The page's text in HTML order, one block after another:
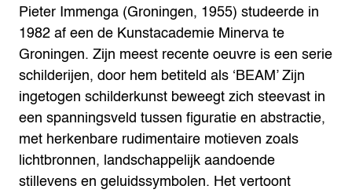
Pieter Immenga (Groningen, 1955) studeerde in
1982 af een de Kunstacademie Minerva te
Groningen. Zijn meest recente oeuvre is een serie
schilderijen, door hem betiteld als ‘BEAM’ Zijn
ingetogen schilderkunst beweegt zich steevast in
een spanningsveld tussen figuratie en abstractie,
met herkenbare rudimentaire motieven zoals
lichtbronnen, landschappelijk aandoende
stillevens en geluidssymbolen. Het vertoont